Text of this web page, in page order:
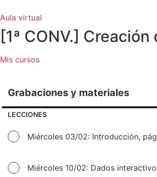
al
contenido
Aula virtual
[1ª CONV.]
Mis cursos
Grabaciones y materiales
LECCIONES
Miércoles 03/02: Introducción,
Miércoles 10/02: Dados